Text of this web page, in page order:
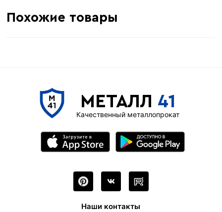
Похожие товары
МЕТАЛЛ 41
Качественный металлопрокат
Наши контакты